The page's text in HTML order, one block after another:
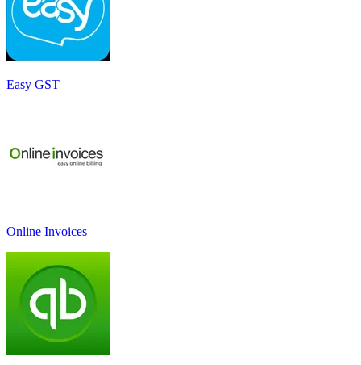
Easy GST
Online Invoices